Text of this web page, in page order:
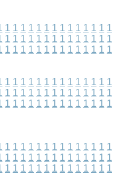
1 1 1 1 1 1 1 1 1 1 1 1 1 1
1 1 1 1 1 1 1 1 1 1 1 1 1 1
1 1 1 1 1 1 1 1 1 1 1 1 1 1
1 1 1 1 1 1 1 1 1 1 1 1 1 1
1 1 1 1 1 1 1 1 1 1 1 1 1 1
1 1 1 1 1 1 1 1 1 1 1 1 1 1
1 1 1 1 1 1 1 1 1 1 1 1 1 1
1 1 1 1 1 1 1 1 1 1 1 1 1 1
1 1 1 1 1 1 1 1 1 1 1 1 1 1